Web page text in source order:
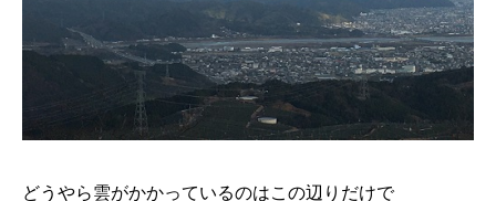
どうやら雲がかかっているのはこの辺りだけで